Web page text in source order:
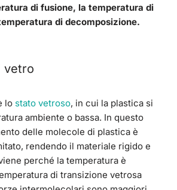
di fusione, la temperatura di
di decomposizione.
vetro
lo stato vetroso, in cui la plastica si
ambiente o bassa. In questo
delle molecole di plastica è
rendendo il materiale rigido e
perché la temperatura è
di transizione vetrosa